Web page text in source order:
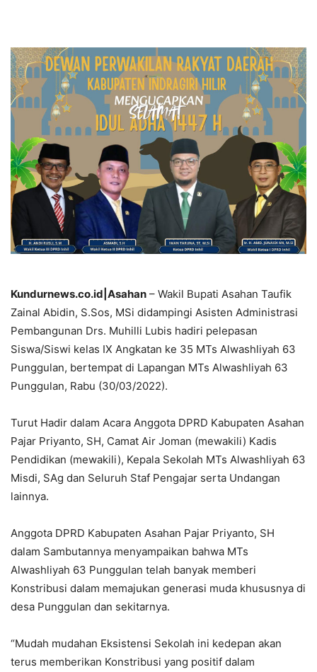
Kundurnews.co.id|Asahan – Wakil Bupati Asahan Taufik
Zainal Abidin, S.Sos, MSi didampingi Asisten Administrasi
Pembangunan Drs. Muhilli Lubis hadiri pelepasan
Siswa/Siswi kelas IX Angkatan ke 35 MTs Alwashliyah 63
Punggulan, bertempat di Lapangan MTs Alwashliyah 63
Punggulan, Rabu (30/03/2022).
Turut Hadir dalam Acara Anggota DPRD Kabupaten Asahan
Pajar Priyanto, SH, Camat Air Joman (mewakili) Kadis
Pendidikan (mewakili), Kepala Sekolah MTs Alwashliyah 63
Misdi, SAg dan Seluruh Staf Pengajar serta Undangan
lainnya.
Anggota DPRD Kabupaten Asahan Pajar Priyanto, SH
dalam Sambutannya menyampaikan bahwa MTs
Alwashliyah 63 Punggulan telah banyak memberi
Konstribusi dalam memajukan generasi muda khususnya di
desa Punggulan dan sekitarnya.
“Mudah mudahan Eksistensi Sekolah ini kedepan akan
terus memberikan Konstribusi yang positif dalam